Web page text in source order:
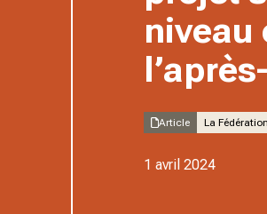
niveau
Article La Fédération
1 avril 2024